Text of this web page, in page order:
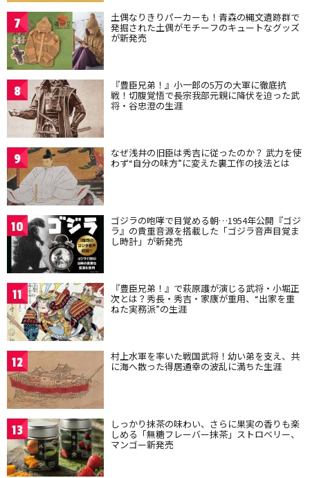
7 土偶なりきりパーカーも！青森の縄文遺跡群で
発掘された土偶がモチーフのキュートなグッズ
が新発売
8 『豊臣兄弟！』小一郎の5万の大軍に徹底抗
戦！切腹覚悟で長宗我部元親に降伏を迫った武
将・谷忠澄の生涯
9 なぜ浅井の旧臣は秀吉に従ったのか？ 武力を使
わず“自分の味方”に変えた裏工作の技法とは
10 ゴジラの咆哮で目覚める朝…1954年公開『ゴジ
ラ』の貴重音源を搭載した「ゴジラ音声目覚ま
し時計」が新発売
11 『豊臣兄弟！』で萩原護が演じる武将・小堀正
次とは？秀長・秀吉・家康が重用、“出家を重
ねた実務派”の生涯
12 村上水軍を率いた戦国武将！幼い弟を支え、共
に海へ散った得居通幸の波乱に満ちた生涯
13 しっかり抹茶の味わい、さらに果実の香りも楽
しめる「無糖フレーバー抹茶」ストロベリー、
マンゴー新発売